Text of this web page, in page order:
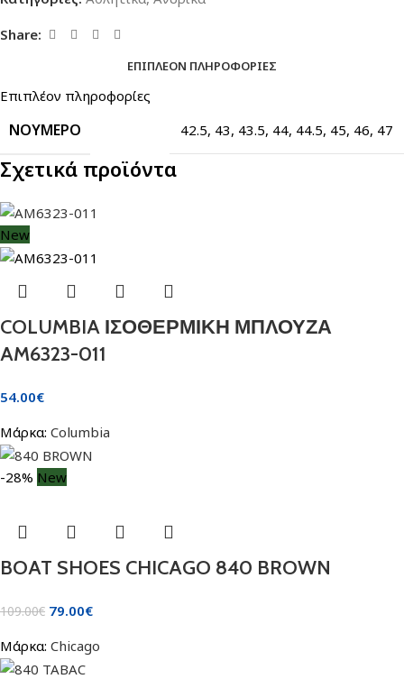
Share:
ΕΠΙΠΛΈΟΝ ΠΛΗΡΟΦΟΡΊΕΣ
Επιπλέον πληροφορίες
ΝΟΎΜΕΡΟ 42.5, 43, 43.5, 44, 44.5, 45, 46, 47
Σχετικά προϊόντα
New
COLUMBIA ΙΣΟΘΕΡΜΙΚΗ ΜΠΛΟΥΖΑ
AM6323-011
54.00€
Μάρκα: Columbia
-28% New
BOAT SHOES CHICAGO 840 BROWN
109.00€ 79.00€
Μάρκα: Chicago